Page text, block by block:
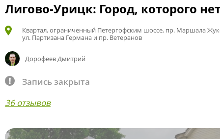
Лигово-Урицк: Город, которого
Квартал, ограниченный Петергофским шоссе, пр. Маршала
ул. Партизана Германа и пр. Ветеранов
Дорофеев Дмитрий
Запись закрыта
36 отзывов